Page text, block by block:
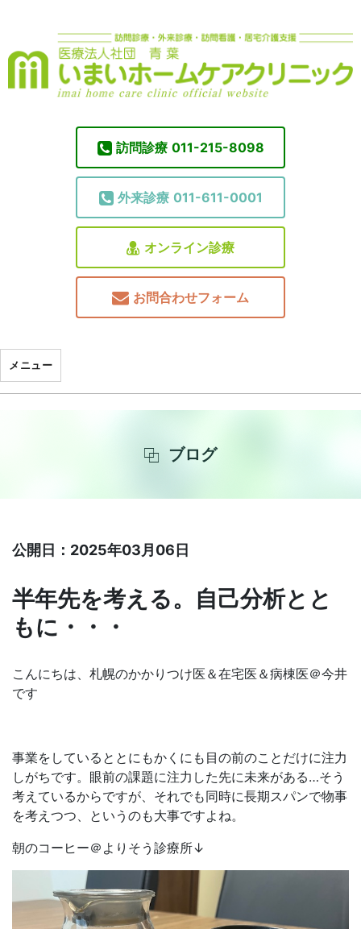
訪問診療 011-215-8098
外来診療 011-611-0001
オンライン診療
お問合わせフォーム
メニュー
ブログ
公開日：2025年03月06日
半年先を考える。自己分析とと
もに・・・
こんにちは、札幌のかかりつけ医＆在宅医＆病棟医＠今井
です
事業をしているととにもかくにも目の前のことだけに注力
しがちです。眼前の課題に注力した先に未来がある…そう
考えているからですが、それでも同時に長期スパンで物事
を考えつつ、というのも大事ですよね。
朝のコーヒー＠よりそう診療所↓